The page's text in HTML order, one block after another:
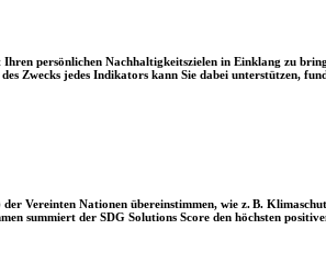
persönlichen Nachhaltigkeitszielen in Einklang zu
Zwecks jedes Indikators kann Sie dabei unterstützen,
Vereinten Nationen übereinstimmen, wie z. B.
summiert der SDG Solutions Score den höchsten